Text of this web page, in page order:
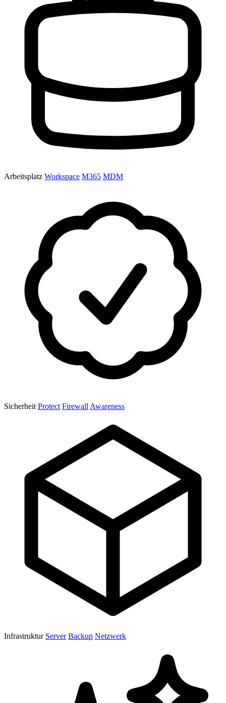
Arbeitsplatz Workspace M365 MDM
Sicherheit Protect Firewall Awareness
Infrastruktur Server Backup Netzwerk